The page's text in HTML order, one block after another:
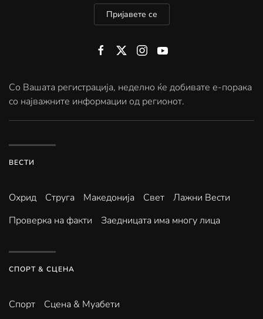
Пријавете се
Со Вашата регистрација, неделно ќе добивате е-порака
со најважните информации од регионот.
ВЕСТИ
Охрид Струга Македонија Свет
Лажни Вести
Проверка на факти
Заедницата има многу лица
СПОРТ & СЦЕНА
Спорт Сцена & Муабети